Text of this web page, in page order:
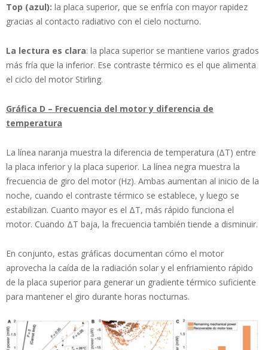
Top (azul): la placa superior, que se enfría con mayor rapidez
gracias al contacto radiativo con el cielo nocturno.
La lectura es clara: la placa superior se mantiene varios grados
más fría que la inferior. Ese contraste térmico es el que alimenta
el ciclo del motor Stirling.
Gráfica D – Frecuencia del motor y diferencia de
temperatura
La línea naranja muestra la diferencia de temperatura (ΔT) entre
la placa inferior y la placa superior. La línea negra muestra la
frecuencia de giro del motor (Hz). Ambas aumentan al inicio de la
noche, cuando el contraste térmico se establece, y luego se
estabilizan. Cuanto mayor es el ΔT, más rápido funciona el
motor. Cuando ΔT baja, la frecuencia también tiende a disminuir.
En conjunto, estas gráficas documentan cómo el motor
aprovecha la caída de la radiación solar y el enfriamiento rápido
de la placa superior para generar un gradiente térmico suficiente
para mantener el giro durante horas nocturnas.